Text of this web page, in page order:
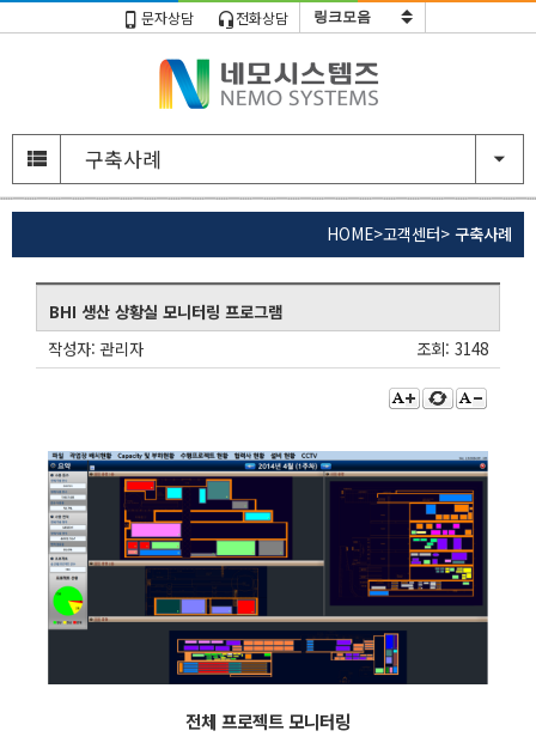
문자상담 전화상담
주
영
역
구축사례
부
뉴
재
HOME>고객센터> 구축사례
본
영
역
BHI 생산 상황실 모니터링 프로그램
작성자: 관리자 조회: 3148
전체 프로젝트 모니터링